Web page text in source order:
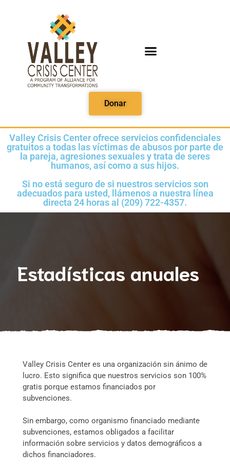
Donar
Valley Crisis Center ofrece servicios confidenciales
gratuitos a todas las víctimas de abusos por parte de
la pareja, agresiones sexuales y trata de seres
humanos, así como a sus hijos.
Si no está seguro de si nuestros servicios son
adecuados para usted, llámenos a nuestra línea
directa 24 horas al (209) 722-4357.
Estadísticas anuales
Valley Crisis Center es una organización sin ánimo de
lucro. Esto significa que nuestros servicios son 100%
gratis porque estamos financiados por
subvenciones.
Sin embargo, como organismo financiado mediante
subvenciones, estamos obligados a facilitar
información sobre servicios y datos demográficos a
dichos financiadores.